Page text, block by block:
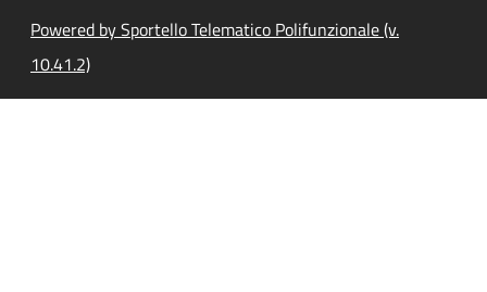
Powered by Sportello Telematico Polifunzionale (v.
10.41.2)